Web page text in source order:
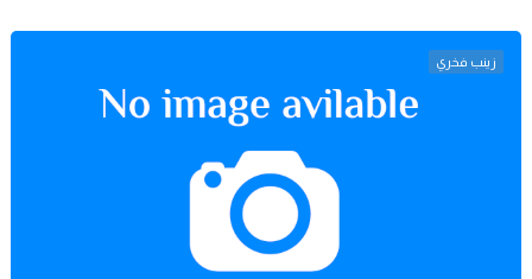
زينب فخري